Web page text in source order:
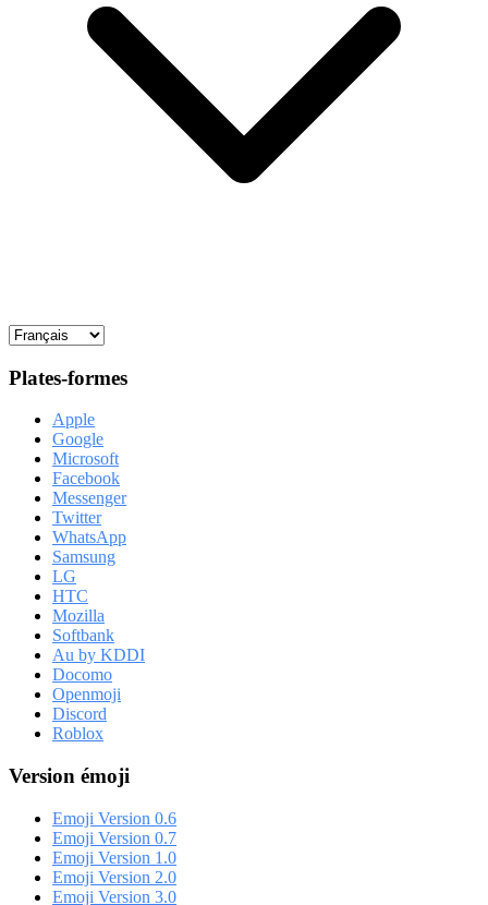
Plates-formes
Apple
Google
Microsoft
Facebook
Messenger
Twitter
WhatsApp
Samsung
LG
HTC
Mozilla
Softbank
Au by KDDI
Docomo
Openmoji
Discord
Roblox
Version émoji
Emoji Version 0.6
Emoji Version 0.7
Emoji Version 1.0
Emoji Version 2.0
Emoji Version 3.0